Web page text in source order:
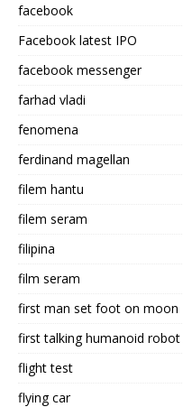
facebook
Facebook latest IPO
facebook messenger
farhad vladi
fenomena
ferdinand magellan
filem hantu
filem seram
filipina
film seram
first man set foot on moon
first talking humanoid robot
flight test
flying car